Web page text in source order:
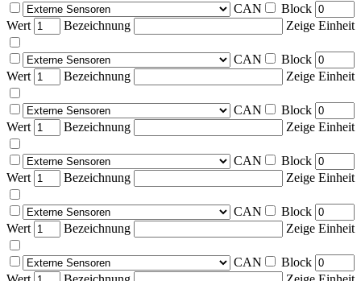
CAN
Block
Wert
Bezeichnung Zeige Einheit
CAN
Block
Wert
Bezeichnung Zeige Einheit
CAN
Block
Wert
Bezeichnung Zeige Einheit
CAN
Block
Wert
Bezeichnung Zeige Einheit
CAN
Block
Wert
Bezeichnung Zeige Einheit
CAN
Block